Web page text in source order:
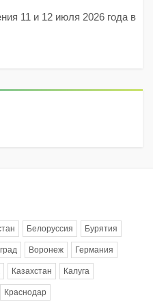
11 и 12 июля 2026 года в
Белоруссия Бурятия
Воронеж Германия
Казахстан Калуга
Краснодар